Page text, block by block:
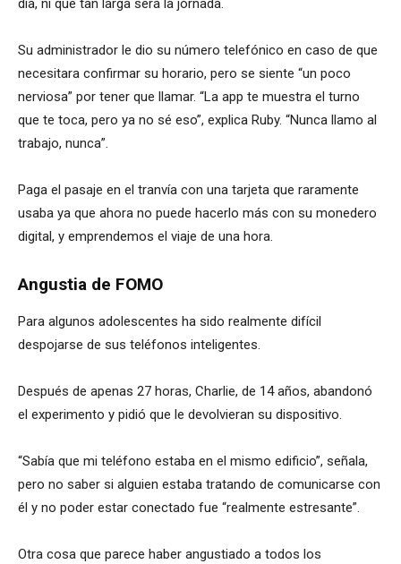
día, ni qué tan larga será la jornada.
Su administrador le dio su número telefónico en caso de que
necesitara confirmar su horario, pero se siente “un poco
nerviosa” por tener que llamar. “La app te muestra el turno
que te toca, pero ya no sé eso”, explica Ruby. “Nunca llamo al
trabajo, nunca”.
Paga el pasaje en el tranvía con una tarjeta que raramente
usaba ya que ahora no puede hacerlo más con su monedero
digital, y emprendemos el viaje de una hora.
Angustia de FOMO
Para algunos adolescentes ha sido realmente difícil
despojarse de sus teléfonos inteligentes.
Después de apenas 27 horas, Charlie, de 14 años, abandonó
el experimento y pidió que le devolvieran su dispositivo.
“Sabía que mi teléfono estaba en el mismo edificio”, señala,
pero no saber si alguien estaba tratando de comunicarse con
él y no poder estar conectado fue “realmente estresante”.
Otra cosa que parece haber angustiado a todos los